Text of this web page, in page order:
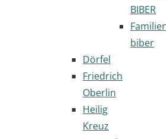
BIBER
biber
Dörfel
Friedrich
Oberlin
Heilig
Kreuz